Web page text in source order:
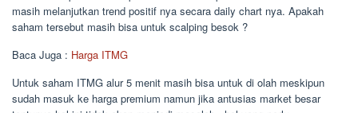
masih melanjutkan trend positif nya secara daily chart nya. Apakah
saham tersebut masih bisa untuk scalping besok ?
Baca Juga : Harga ITMG
Untuk saham ITMG alur 5 menit masih bisa untuk di olah meskipun
sudah masuk ke harga premium namun jika antusias market besar